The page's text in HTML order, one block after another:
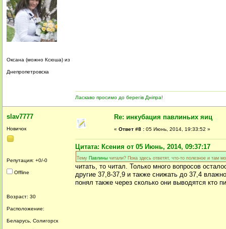
Оксана (можно Ксюша) из
Днепропетровска
Ласкаво просимо до берегів Дніпра!
slav7777
Новичок
Репутация: +0/-0
Offline
Возраст: 30
Расположение:
Беларусь, Солигорск
Re: инкубация павлиньих яиц
« Ответ #8 : 05 Июнь, 2014, 19:33:52 »
Цитата: Ксения от 05 Июнь, 2014, 09:37:17
Тему Павлины читали? Пока здесь ответят, что-то полезное и там
читать, то читал. Только много вопросов
другие 37,8-37,9 и также снижать до 37,4
понял также через сколько они выводятся кто